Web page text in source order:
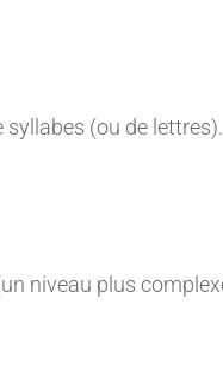
syllabes (ou de lettres).
niveau plus